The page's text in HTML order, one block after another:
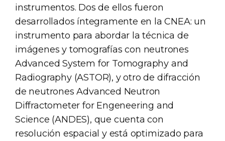
instrumentos. Dos de ellos fueron
desarrollados íntegramente en la CNEA: un
instrumento para abordar la técnica de
imágenes y tomografías con neutrones
Advanced System for Tomography and
Radiography (ASTOR), y otro de difracción
de neutrones Advanced Neutron
Diffractometer for Engeneering and
Science (ANDES), que cuenta con
resolución espacial y está optimizado para